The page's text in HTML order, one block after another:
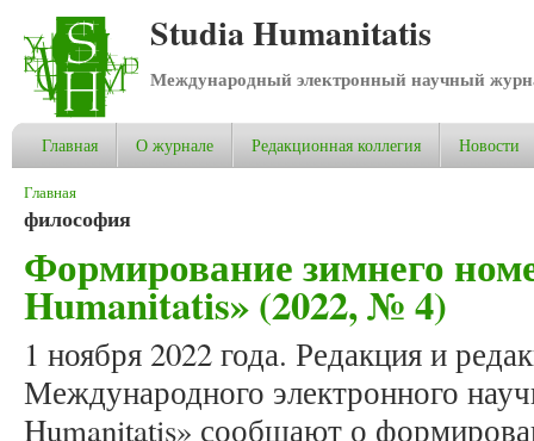
Studia Humanitatis
Международный электронный научный
Главная О журнале Редакционная коллегия Новости
Вы здесь
Главная
философия
Формирование зимнего
Humanitatis» (2022, № 4)
1 ноября 2022 года. Редакция и
Международного электронного
Humanitatis» сообщают о